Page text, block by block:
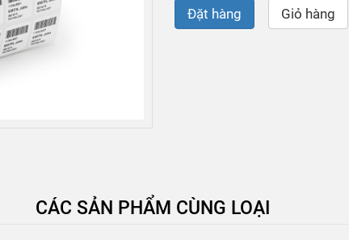
Đặt hàng Giỏ hàng
CÁC SẢN PHẨM CÙNG LOẠI